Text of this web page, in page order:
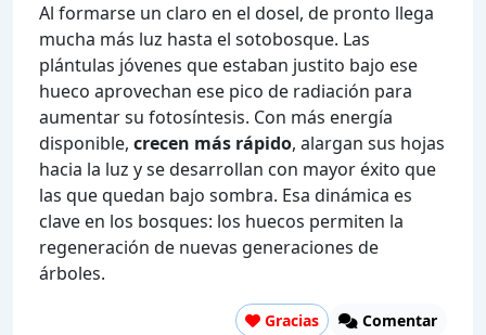
Al formarse un claro en el dosel, de pronto llega
mucha más luz hasta el sotobosque. Las
plántulas jóvenes que estaban justito bajo ese
hueco aprovechan ese pico de radiación para
aumentar su fotosíntesis. Con más energía
disponible, crecen más rápido, alargan sus hojas
hacia la luz y se desarrollan con mayor éxito que
las que quedan bajo sombra. Esa dinámica es
clave en los bosques: los huecos permiten la
regeneración de nuevas generaciones de
árboles.
Gracias Comentar